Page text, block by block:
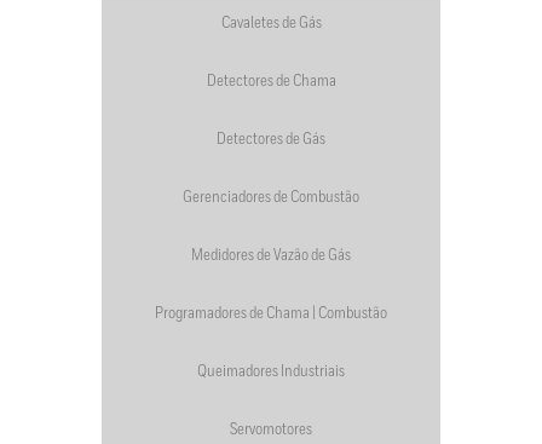
Cavaletes de Gás
Detectores de Chama
Detectores de Gás
Gerenciadores de Combustão
Medidores de Vazão de Gás
Programadores de Chama | Combustão
Queimadores Industriais
Servomotores